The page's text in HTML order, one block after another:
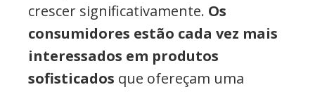
crescer significativamente. Os
consumidores estão cada vez mais
interessados em produtos
sofisticados que ofereçam uma